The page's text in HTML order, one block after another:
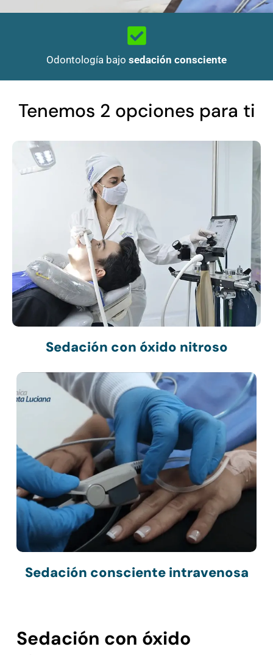
Odontología bajo sedación consciente
Tenemos 2 opciones para ti
Sedación con óxido nitroso
Sedación consciente intravenosa
Sedación con óxido